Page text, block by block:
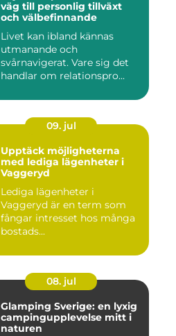
väg till personlig tillväxt
och välbefinnande
Livet kan ibland kännas
utmanande och
svårnavigerat. Vare sig det
handlar om relationspro...
09. jul
Upptäck möjligheterna
med lediga lägenheter i
Vaggeryd
Lediga lägenheter i
Vaggeryd är en term som
fångar intresset hos många
bostads...
08. jul
Glamping Sverige: en lyxig
campingupplevelse mitt i
naturen